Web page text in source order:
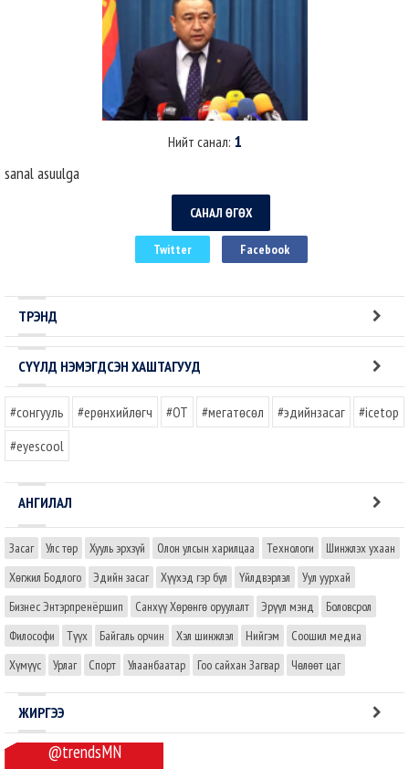
Нийт санал: 1
sanal asuulga
САНАЛ ӨГӨХ
Twitter Facebook
ТРЭНД
СҮҮЛД НЭМЭГДСЭН ХАШТАГУУД
#сонгууль #ерөнхийлөгч #OT #мегатөсөл #эдийнзасаг
#icetop
#eyescool
АНГИЛАЛ
Засаг Улс төр Хууль эрхзүй Олон улсын харилцаа Технологи
Шинжлэх ухаан
Хөгжил Бодлого
Эдийн засаг Хүүхэд гэр бүл Үйлдвэрлэл
Уул уурхай
Бизнес Энтэрпренёршип
Санхүү Хөрөнгө оруулалт Эрүүл мэнд
Боловсрол
Философи
Түүх Байгаль орчин Хэл шинжлэл Нийгэм
Соошил медиа
Хүмүүс
Урлаг Спорт Улаанбаатар Гоо сайхан Загвар Чөлөөт цаг
ЖИРГЭЭ
@trendsMN